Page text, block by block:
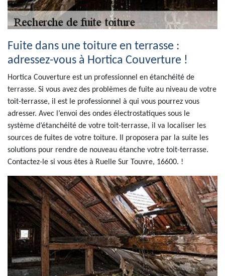
Fuite dans une toiture en terrasse :
adressez-vous à Hortica Couverture !
Hortica Couverture est un professionnel en étanchéité de
terrasse. Si vous avez des problèmes de fuite au niveau de votre
toit-terrasse, il est le professionnel à qui vous pourrez vous
adresser. Avec l’envoi des ondes électrostatiques sous le
système d’étanchéité de votre toit-terrasse, il va localiser les
sources de fuites de votre toiture. Il proposera par la suite les
solutions pour rendre de nouveau étanche votre toit-terrasse.
Contactez-le si vous êtes à Ruelle Sur Touvre, 16600. !